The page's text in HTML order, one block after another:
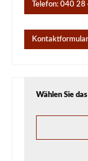
Telefon: 040
Kontaktformular
Wählen Sie